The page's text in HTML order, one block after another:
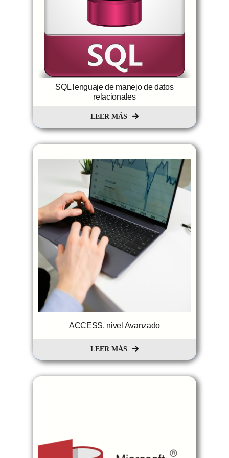
SQL lenguaje de manejo de datos
relacionales
LEER MÁS
ACCESS, nivel Avanzado
LEER MÁS